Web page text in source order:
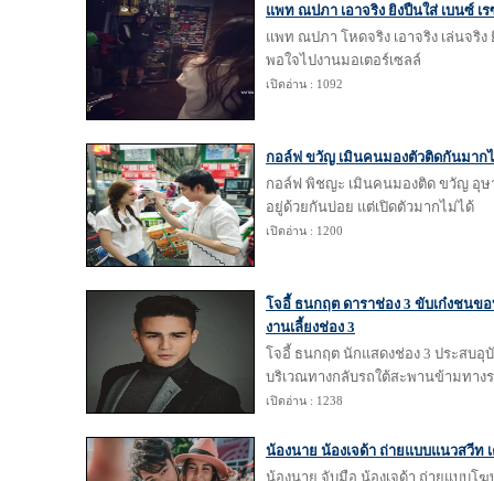
แพท ณปภา เอาจริง ยิงปืนใส่ เบนซ์
แพท ณปภา โหดจริง เอาจริง เล่นจริง
พอใจไปงานมอเตอร์เซลล์
เปิดอ่าน : 1092
กอล์ฟ ขวัญ เมินคนมองตัวติดกันมาก
กอล์ฟ พิชญะ เมินคนมองติด ขวัญ อุ
อยู่ด้วยกันบ่อย แต่เปิดตัวมากไม่ได้
เปิดอ่าน : 1200
โจอี้ ธนกฤต ดาราช่อง 3 ขับเก๋งชนข
งานเลี้ยงช่อง 3
โจอี้ ธนกฤต นักแสดงช่อง 3 ประสบอุ
บริเวณทางกลับรถใต้สะพานข้ามทาง
เปิดอ่าน : 1238
น้องนาย น้องเจด้า ถ่ายแบบแนวสวี
น้องนาย จับมือ น้องเจด้า ถ่ายแบบโ